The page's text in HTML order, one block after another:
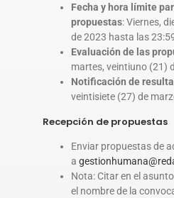
Fecha y hora límite
propuestas: Viernes,
de 2023 hasta las
Evaluación de las
martes, veintiuno (21)
Notificación de
veintisiete (27) de
Recepción de propuestas
Enviar propuestas de
a
Nota: Citar en el
el nombre de la